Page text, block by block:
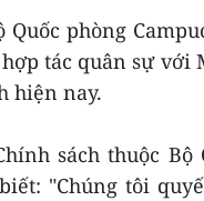
Quốc phòng
tác quân sự với
hiện nay.
sách thuộc Bộ
"Chúng tôi